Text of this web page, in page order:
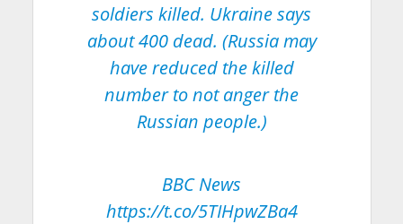
soldiers killed. Ukraine says
about 400 dead. (Russia may
have reduced the killed
number to not anger the
Russian people.)
BBC News
https://t.co/5TIHpwZBa4